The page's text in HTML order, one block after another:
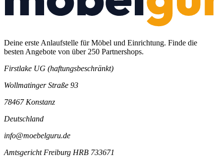
Deine erste Anlaufstelle für Möbel und Einrichtung. Finde die
besten Angebote von über 250 Partnershops.
Firstlake UG (haftungsbeschränkt)
Wollmatinger Straße 93
78467 Konstanz
Deutschland
info@moebelguru.de
Amtsgericht Freiburg HRB 733671